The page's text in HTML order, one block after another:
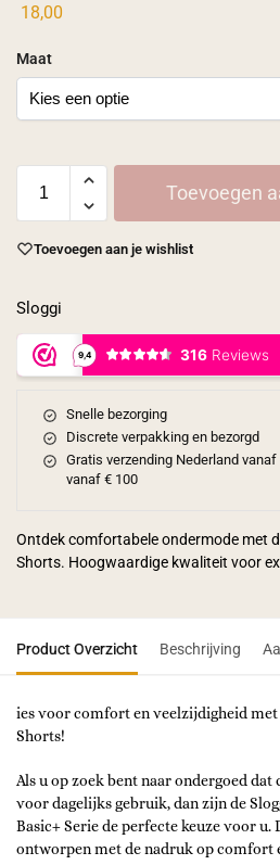
18,00
Maat
Toevoegen
Toevoegen aan je wishlist
Sloggi
Snelle bezorging
Discrete verpakking en bezorgd
Gratis verzending Nederland
vanaf € 100
Ontdek comfortabele ondermode met
Shorts. Hoogwaardige kwaliteit voor
Product Overzicht Beschrijving
ies voor comfort en veelzijdigheid met
Shorts!
Als u op zoek bent naar ondergoed
voor dagelijks gebruik, dan zijn de
Basic+ Serie de perfecte keuze voor u.
ontworpen met de nadruk op comfort